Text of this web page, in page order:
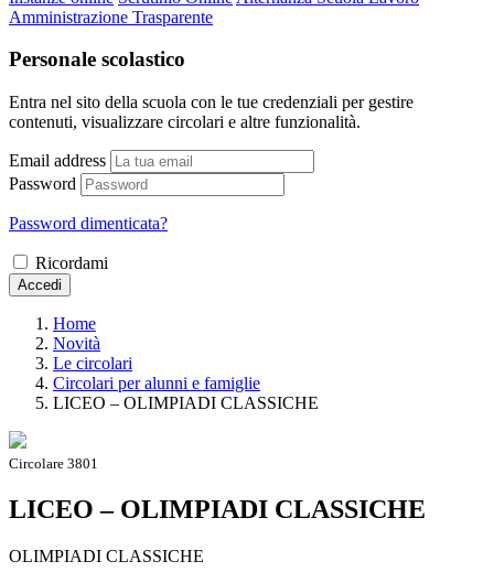
Amministrazione Trasparente
Personale scolastico
Entra nel sito della scuola con le tue credenziali per gestire
contenuti, visualizzare circolari e altre funzionalità.
Email address
Password
Password dimenticata?
Ricordami
Accedi
Home
Novità
Le circolari
Circolari per alunni e famiglie
LICEO – OLIMPIADI CLASSICHE
Circolare 3801
LICEO – OLIMPIADI CLASSICHE
OLIMPIADI CLASSICHE